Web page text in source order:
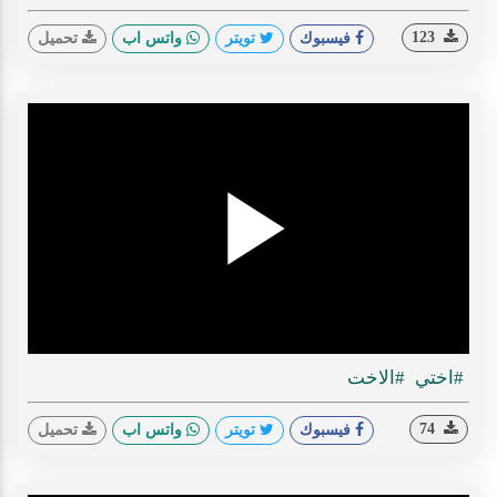
فيسبوك تويتر واتس اب تحميل
Play
#اختي #الاخت
فيسبوك تويتر واتس اب تحميل